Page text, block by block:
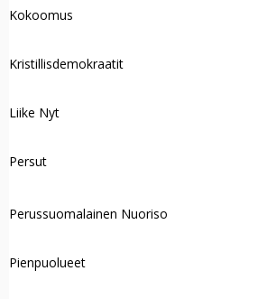
Kokoomus
Kristillisdemokraatit
Liike Nyt
Persut
Perussuomalainen Nuoriso
Pienpuolueet